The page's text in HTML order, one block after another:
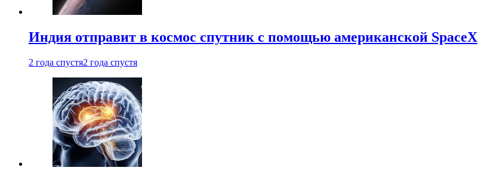
Индия отправит в космос спутник с помощью американской SpaceX
2 года спустя2 года спустя